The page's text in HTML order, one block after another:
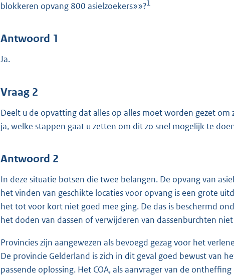
blokkeren opvang 800 asielzoekers»»?1
Antwoord 1
Ja.
Vraag 2
Deelt u de opvatting dat alles op alles moet worden gezet
ja, welke stappen gaat u zetten om dit zo snel mogelijk te
Antwoord 2
In deze situatie botsen die twee belangen. De opvang van
het vinden van geschikte locaties voor opvang is een grote
het tot voor kort niet goed mee ging. De das is beschermd
het doden van dassen of verwijderen van dassenburchten
Provincies zijn aangewezen als bevoegd gezag voor het
De provincie Gelderland is zich in dit geval goed bewust van
passende oplossing. Het COA, als aanvrager van de